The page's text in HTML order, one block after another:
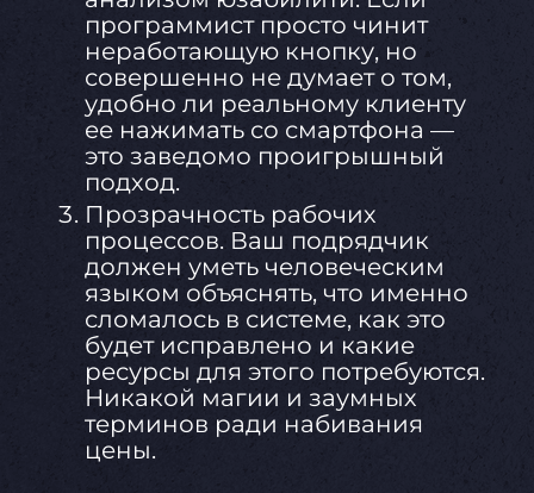
программист просто чинит
неработающую кнопку, но
совершенно не думает о том,
удобно ли реальному клиенту
ее нажимать со смартфона —
это заведомо проигрышный
подход.
Прозрачность рабочих
процессов. Ваш подрядчик
должен уметь человеческим
языком объяснять, что именно
сломалось в системе, как это
будет исправлено и какие
ресурсы для этого потребуются.
Никакой магии и заумных
терминов ради набивания
цены.